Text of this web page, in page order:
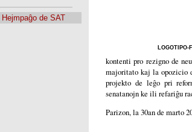
Hejmpaĝo de SAT
kontenti pro rezigno de
majoritato kaj la opozicio
projekto de leĝo pri
senatanojn ke ili refariĝu
Parizon, la 30an de marto